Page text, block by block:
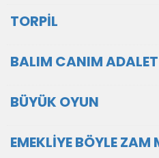
TORPİL
BALIM CANIM ADALET
BÜYÜK OYUN
EMEKLİYE BÖYLE ZAM